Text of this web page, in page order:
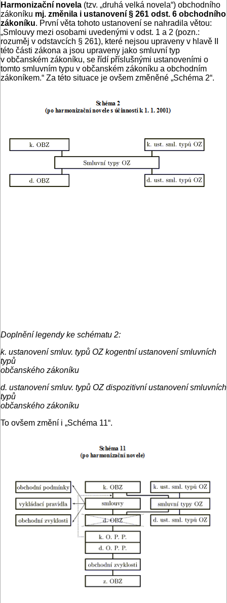
Harmonizační novela (tzv. „druhá velká novela“) obchodního
zákoníku mj. změnila i ustanovení § 261 odst. 6 obchodního
zákoníku. První věta tohoto ustanovení se nahradila větou:
„Smlouvy mezi osobami uvedenými v odst. 1 a 2 (pozn.:
rozuměj v odstavcích § 261), které nejsou upraveny v hlavě II
této části zákona a jsou upraveny jako smluvní typ
v občanském zákoníku, se řídí příslušnými ustanoveními o
tomto smluvním typu v občanském zákoníku a obchodním
zákoníkem.“ Za této situace je ovšem změněné „Schéma 2“.
Doplnění legendy ke schématu 2:
k. ustanovení smluv. typů OZ kogentní ustanovení smluvních
typů
občanského zákoníku
d. ustanovení smluv. typů OZ dispozitivní ustanovení smluvních
typů
občanského zákoníku
To ovšem změní i „Schéma 11“.